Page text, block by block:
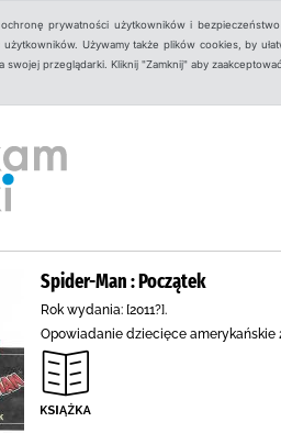
prywatności użytkowników i
Używamy także plików cookies, by
swojej przeglądarki. Kliknij "Zamknij" aby
Spider-Man : Początek
Rok wydania: [2011?].
Opowiadanie dziecięce amerykańskie